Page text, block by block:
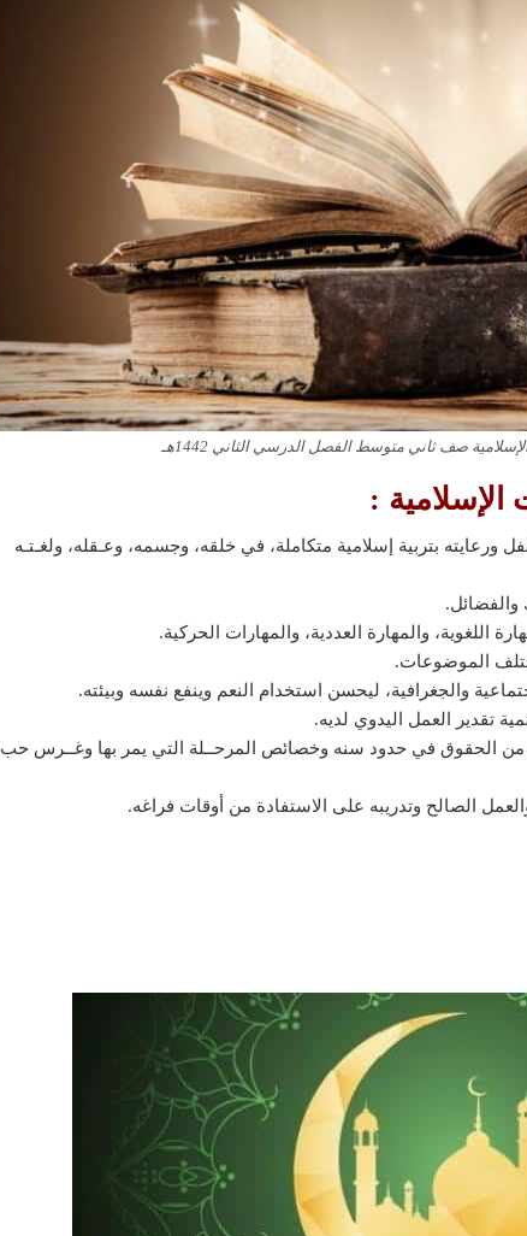
صف ثاني متوسط الفصل الدرسي الثاني 1442هـ
الإسلامية :
بتربية إسلامية متكاملة، في خلقه، وجسمه، وعـقله، ولغـتـه
والفضائل.
اللغوية، والمهارة العددية، والمهارات الحركية.
الموضوعات.
والجغرافية، ليحسن استخدام النعم وينفع نفسه وبيئته.
تقدير العمل اليدوي لديه.
من الحقوق في حدود سنه وخصائص المرحــلة التي يمر بها وغــرس حب
والعمل الصالح وتدريبه على الاستفادة من أوقات فراغه.